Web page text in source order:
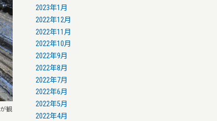
観
2023年1月
2022年12月
2022年11月
2022年10月
2022年9月
2022年8月
2022年7月
2022年6月
2022年5月
2022年4月